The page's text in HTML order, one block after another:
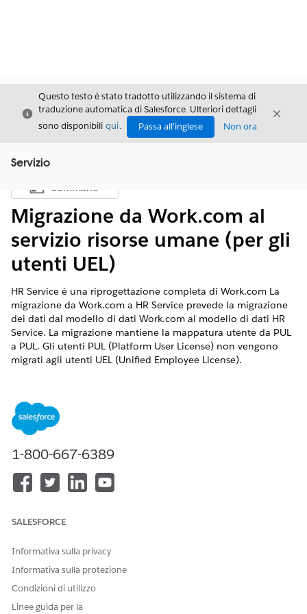
Chiudi
Questo testo è stato tradotto utilizzando il sistema di
traduzione automatica di Salesforce. Ulteriori dettagli
sono disponibili qui. Passa all'inglese Non ora
Chiudi
Servizio
Mostra sommario
Sommario
Migrazione da Work.com al
servizio risorse umane (per gli
utenti UEL)
HR Service è una riprogettazione completa di Work.com La
migrazione da Work.com a HR Service prevede la migrazione
dei dati dal modello di dati Work.com al modello di dati HR
Service. La migrazione mantiene la mappatura utente da PUL
a PUL. Gli utenti PUL (Platform User License) non vengono
migrati agli utenti UEL (Unified Employee License).
Visualizzare le versioni supportate
Rivedere le domande più comuni sulla migrazione da
Work.com a HR Service, tra cui parità delle funzioni,
licenze, supporto per l'implementazione graduale e
Prerequisiti di migrazione
un campo personalizzato all'oggetto Account.
Migrazione al servizio risorse umane
Impostare licenze, autorizzazioni e strumenti di
migrazione per migrare i dati dei dipendenti Work.com a
1-800-667-6389
SALESFORCE
Informativa sulla privacy
Informativa sulla protezione
Condizioni di utilizzo
Linee guida per la